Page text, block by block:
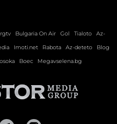
Bulgaria On Air Gol Tialoto
Az-
Imoti.net Rabota Az-deteto
Blog
Boec Megavselena.bg